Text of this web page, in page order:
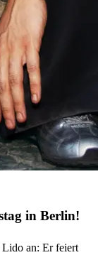
in Berlin!
an: Er feiert